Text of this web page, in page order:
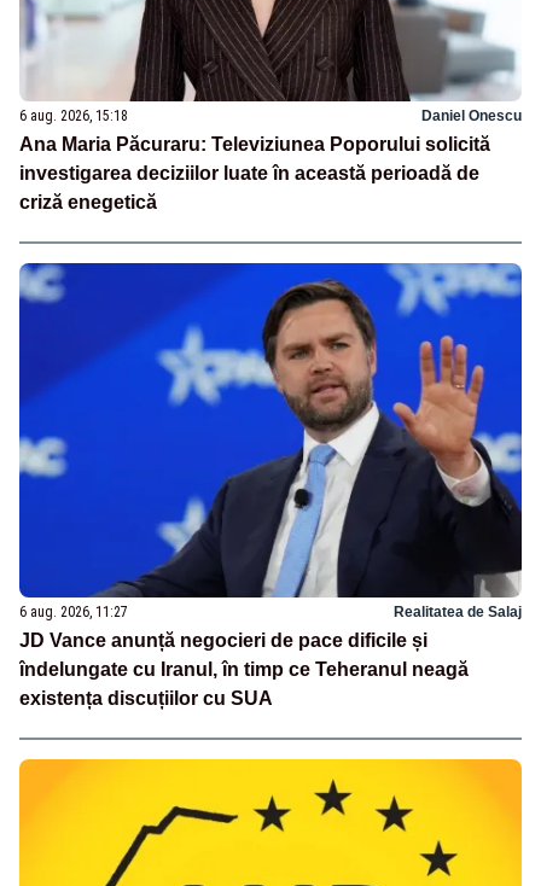
6 aug. 2026, 15:18 Daniel Onescu
Ana Maria Păcuraru: Televiziunea Poporului solicită
investigarea deciziilor luate în această perioadă de
criză enegetică
6 aug. 2026, 11:27 Realitatea de Salaj
JD Vance anunță negocieri de pace dificile și
îndelungate cu Iranul, în timp ce Teheranul neagă
existența discuțiilor cu SUA